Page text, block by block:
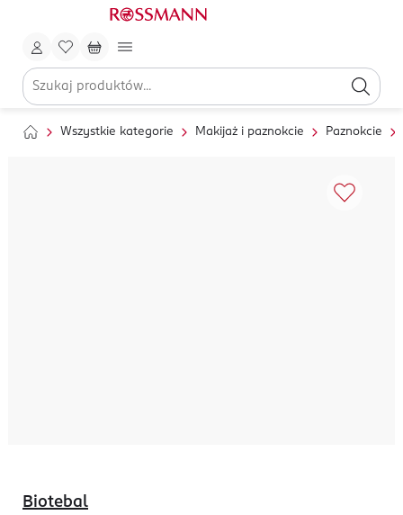
Wszystkie kategorie Makijaż i paznokcie Paznokcie
Biotebal